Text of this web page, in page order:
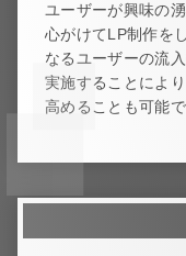
ユーザーが興味の
心がけてLP制作を
なるユーザーの流
実施することによ
高めることも可能で